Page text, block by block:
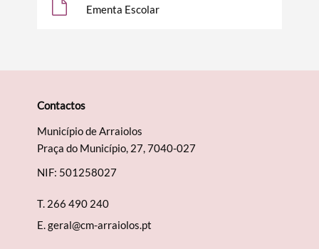
Categorias gerais
Ementa Escolar
Contactos
Município de Arraiolos
Praça do Município, 27, 7040-027
NIF: 501258027
T. 266 490 240
E.geral@cm-arraiolos.pt